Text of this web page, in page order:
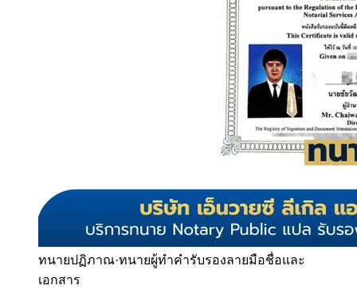
ทนายปฏิภาณ·ทนายผู้ทำคำรับรองลายมือชื่อและ
เอกสาร